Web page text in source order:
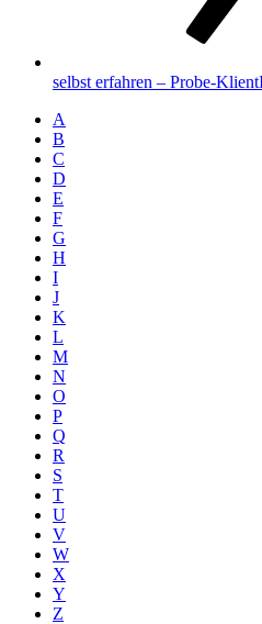
selbst erfahren – Probe-
A
B
C
D
E
F
G
H
I
J
K
L
M
N
O
P
Q
R
S
T
U
V
W
X
Y
Z